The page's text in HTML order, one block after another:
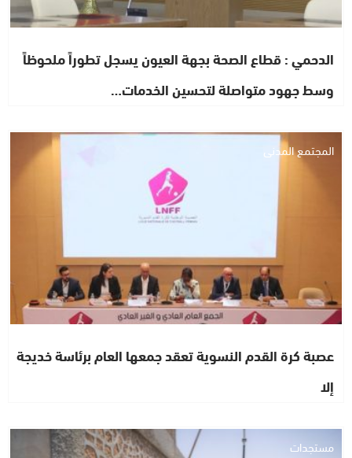
الدحمي : قطاع الصحة بجهة العيون يسجل تطوراً ملحوظاً
وسط جهود متواصلة لتحسين الخدمات…
المجتمع المدني
عصبة كرة القدم النسوية تعقد جمعها العام برئاسة خديجة
إلا
مستجدات